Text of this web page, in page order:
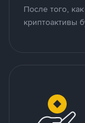
После того,
криптоактивы